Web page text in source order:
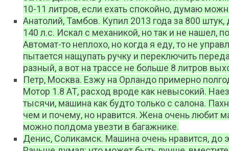
10-11 литров, если ехать спокойно, думаю
Анатолий, Тамбов. Купил 2013 года за 800
140 л.с. Искал с механикой, но так и не нашел,
Автомат-то неплохо, но когда я еду, то не
пытается нащупать ручку и переключить
разный, а вот на трассе не больше 8 литров
Петр, Москва. Езжу на Орландо примерно
Мотор 1.8 АТ, расход вроде как невысокий.
тысячи, машина как будто только с салона.
чем и почему, но нравится. Жена очень любит
можно полдома увезти в багажнике.
Денис, Соликамск. Машина очень нравится, до